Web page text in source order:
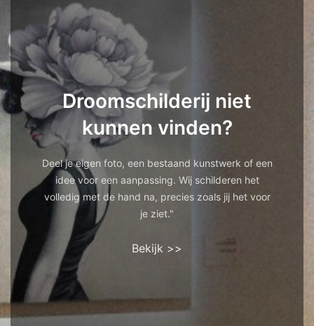
Droomschilderij niet
kunnen vinden?
Deel je eigen foto, een bestaand kunstwerk of een
idee voor een aanpassing. Wij schilderen het
volledig met de hand na, precies zoals jij het voor
je ziet."
Bekijk >>